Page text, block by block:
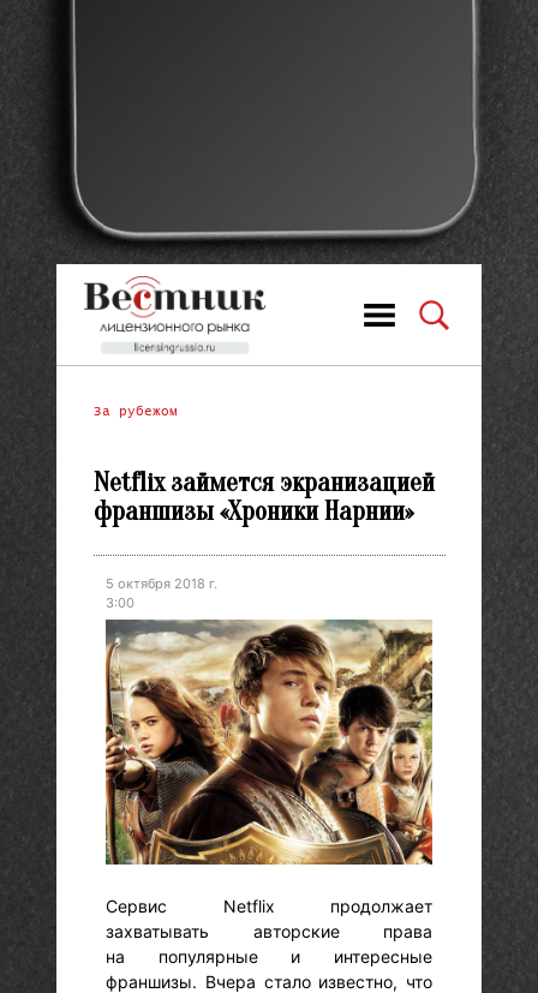
За рубежом
Netflix займется экранизацией
франшизы «Хроники Нарнии»
5 октября 2018 г.
3:00
Сервис Netflix продолжает
захватывать авторские права
на популярные и интересные
франшизы. Вчера стало известно, что